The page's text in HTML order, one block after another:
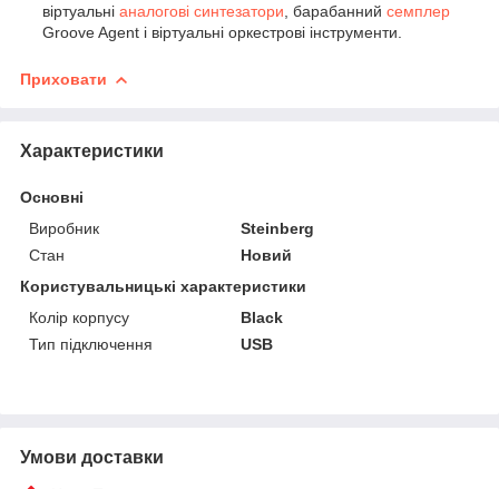
віртуальні аналогові синтезатори , барабанний семплер
Groove Agent і віртуальні оркестрові інструменти.
Приховати
Характеристики
Основні
Виробник
Steinberg
Стан
Новий
Користувальницькі характеристики
Колір корпусу
Black
Тип підключення
USB
Умови доставки